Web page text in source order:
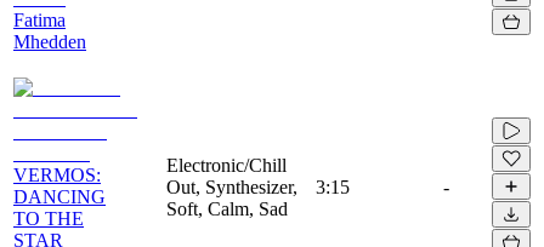
Fatima
Mhedden
VERMOS:
DANCING
TO THE
STAR
Electronic/Chill
Out, Synthesizer,
Soft, Calm, Sad
3:15 -